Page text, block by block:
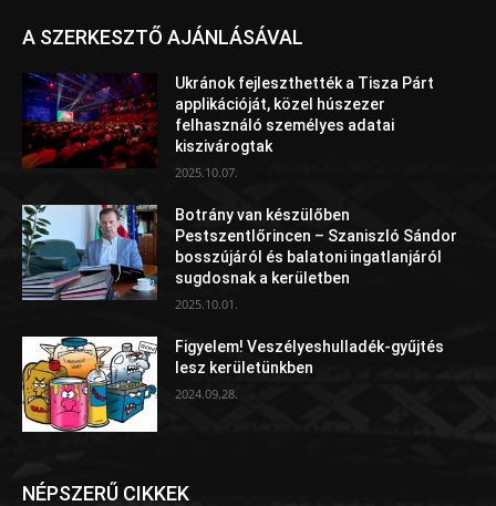
A SZERKESZTŐ AJÁNLÁSÁVAL
Ukránok fejleszthették a Tisza Párt
applikációját, közel húszezer
felhasználó személyes adatai
kiszivárogtak
2025.10.07.
Botrány van készülőben
Pestszentlőrincen – Szaniszló Sándor
bosszújáról és balatoni ingatlanjáról
sugdosnak a kerületben
2025.10.01.
Figyelem! Veszélyeshulladék-gyűjtés
lesz kerületünkben
2024.09.28.
NÉPSZERŰ CIKKEK